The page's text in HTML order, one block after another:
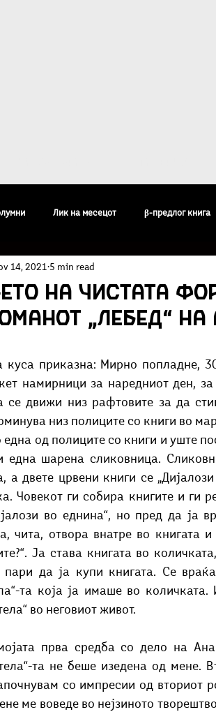
Лик на месецот β-предлог книга
Бисери Воздишки
Скопски поетски фестивал Музика
на чистата
„Лебед“ на
14, 2021 5 min read
намирници за наредниот ден,
се движи низ рафтовите за да
низ полиците со книги во
од полиците со книги и уште
една шарена сликовница.
а двете црвени книги се
Човекот ги собира книгите и ги
во еднина“, но пред да ја
чита, отвора внатре во книгата и
Ја става книгата во
да ја купи книгата. Се
та која ја имаше во
во неговиот живот.
та не беше изедена од мене.
со импресии од вториот
ме воведе во нејзиното